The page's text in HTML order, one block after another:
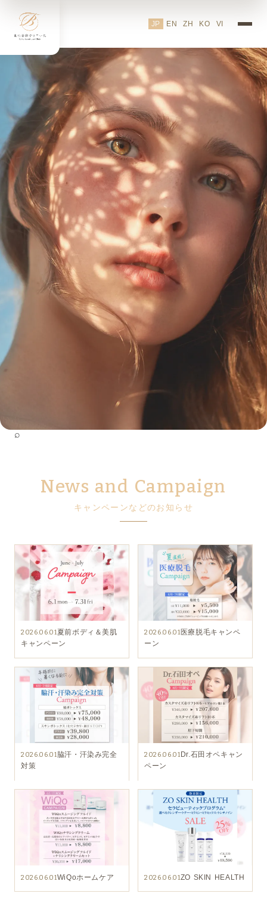
東京美容クリニックTBCL｜
JP EN ZH KO VI
⌕
News and Campaign
キャンペーンなどのお知らせ
2026.06.01夏前ボディ＆美肌
キャンペーン
2026.06.01 医療脱毛キャンペ
ーン
2026.06.01 脇汗・汗染み完全
対策
2026.06.01 Dr.石田オペキャン
ペーン
2026.06.01WiQoホームケア 2026.06.01ZO SKIN HEALTH